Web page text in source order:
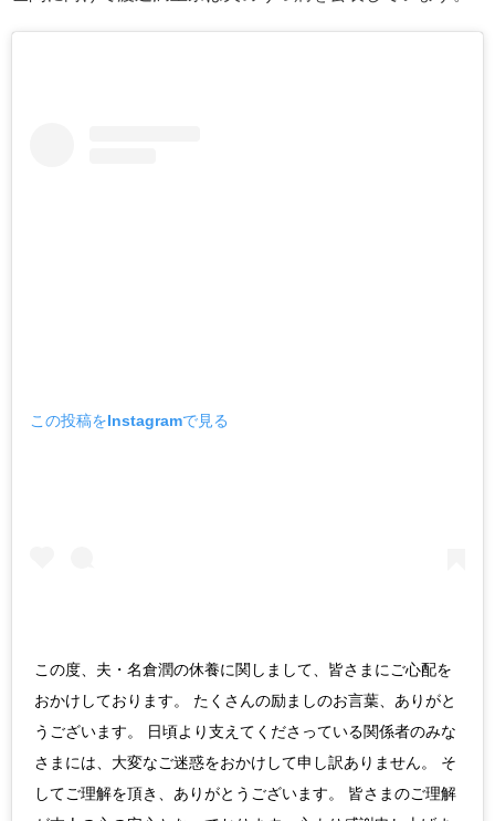
この投稿をInstagramで見る
この度、夫・名倉潤の休養に関しまして、皆さまにご心配を
おかけしております。 たくさんの励ましのお言葉、ありがと
うございます。 日頃より支えてくださっている関係者のみな
さまには、大変なご迷惑をおかけして申し訳ありません。 そ
してご理解を頂き、ありがとうございます。 皆さまのご理解